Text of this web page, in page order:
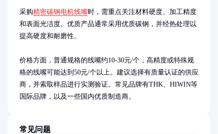
采购精密碳钢电机线嘴时，需重点关注材料硬度、加工精度
和表面光洁度。优质产品通常采用优质碳钢，并经热处理以
提高硬度和耐磨性。
价格方面，普通规格的线嘴约10-30元/个，高精度或特殊规
格的线嘴可能达到50元/个以上。建议选择有质量认证的供应
商，并索取样品进行实测验证。常见品牌有THK、HIWIN等
国际品牌，以及一些国内优质制造商。
常见问题